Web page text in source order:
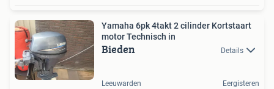
Yamaha 6pk 4takt 2 cilinder Kortstaart
motor Technisch in
Bieden Details
Leeuwarden Eergisteren